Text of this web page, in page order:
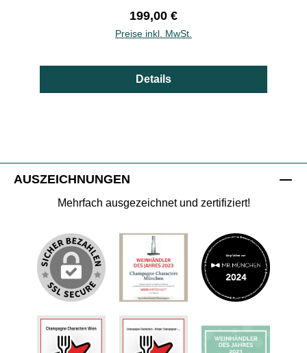
Regulärer Preis:
199,00 €
Preise inkl. MwSt.
Details
AUSZEICHNUNGEN
Mehrfach ausgezeichnet und zertifiziert!